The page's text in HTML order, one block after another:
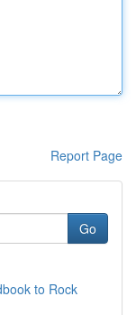
Report Page
Go
to Rock